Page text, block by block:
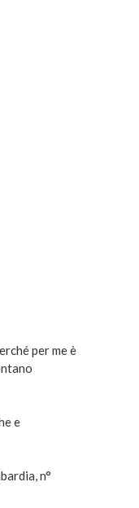
per me è
e
n°